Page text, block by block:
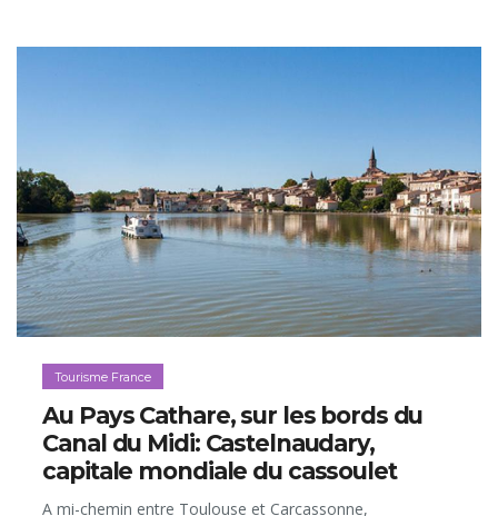
Tourisme France
Au Pays Cathare, sur les bords du
Canal du Midi: Castelnaudary,
capitale mondiale du cassoulet
A mi-chemin entre Toulouse et Carcassonne,